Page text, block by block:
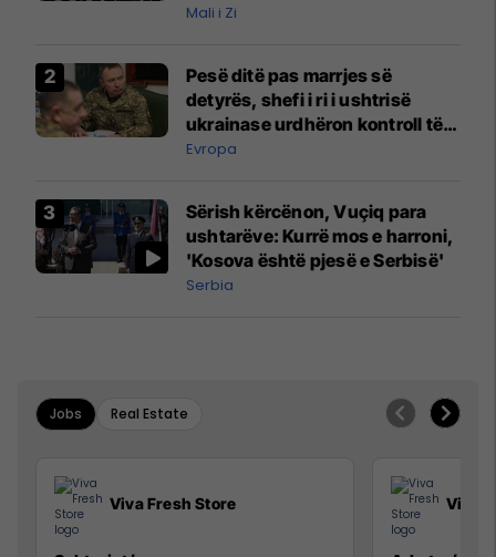
Mali i Zi
Pesë ditë pas marrjes së
detyrës, shefi i ri i ushtrisë
ukrainase urdhëron kontroll të
madh
Evropa
Sërish kërcënon, Vuçiq para
ushtarëve: Kurrë mos e harroni,
'Kosova është pjesë e Serbisë'
Serbia
Jobs Real Estate
Viva Fresh Store Viva